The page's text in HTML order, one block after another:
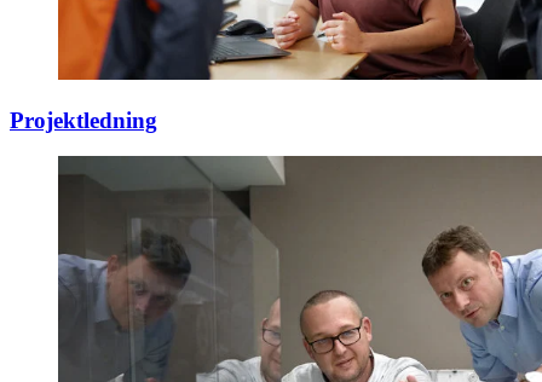
Projektledning